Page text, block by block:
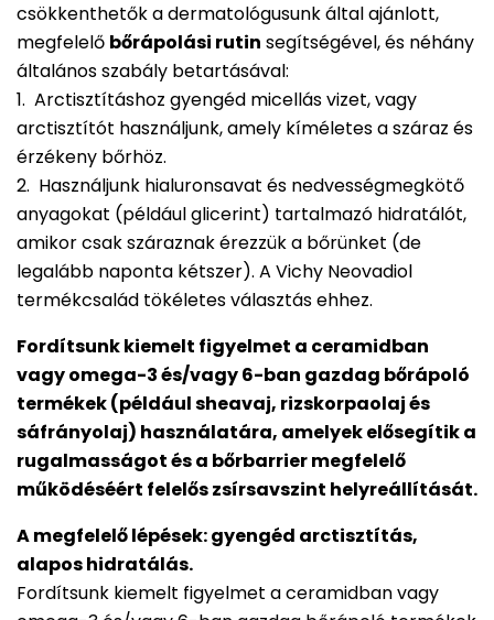
csökkenthetők a dermatológusunk által ajánlott,
megfelelő bőrápolási rutin segítségével, és néhány
általános szabály betartásával:
1. Arctisztításhoz gyengéd micellás vizet, vagy
arctisztítót használjunk, amely kíméletes a száraz és
érzékeny bőrhöz.
2. Használjunk hialuronsavat és nedvességmegkötő
anyagokat (például glicerint) tartalmazó hidratálót,
amikor csak száraznak érezzük a bőrünket (de
legalább naponta kétszer). A Vichy Neovadiol
termékcsalád tökéletes választás ehhez.
Fordítsunk kiemelt figyelmet a ceramidban
vagy omega-3 és/vagy 6-ban gazdag bőrápoló
termékek (például sheavaj, rizskorpaolaj és
sáfrányolaj) használatára, amelyek elősegítik a
rugalmasságot és a bőrbarrier megfelelő
működéséért felelős zsírsavszint helyreállítását.
A megfelelő lépések: gyengéd arctisztítás,
alapos hidratálás.
Fordítsunk kiemelt figyelmet a ceramidban vagy